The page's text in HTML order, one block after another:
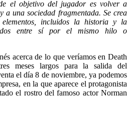
el objetivo del jugador es volver a
a una sociedad fragmentada. Se crea
incluidos la historia y la
entre sí por el mismo hilo o
acerca de lo que veríamos en Death
meses largos para la salida del
el día 8 de noviembre, ya podemos
en la que aparece el protagonista
el rostro del famoso actor Norman